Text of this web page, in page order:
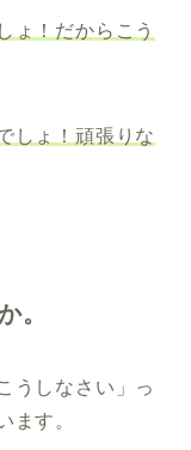
ょ！だからこう
しょ！頑張りな
。
うしなさい」っ
ます。